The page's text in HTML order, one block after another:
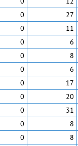
0 27
0 11
0 6
0 8
0 6
0 17
0 20
0 31
0 8
0 8